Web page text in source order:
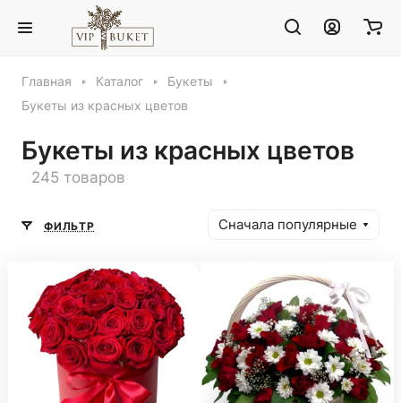
Главная Каталог
Букеты
Букеты из красных цветов
Букеты из красных цветов
245 товаров
ФИЛЬТР Сначала популярные